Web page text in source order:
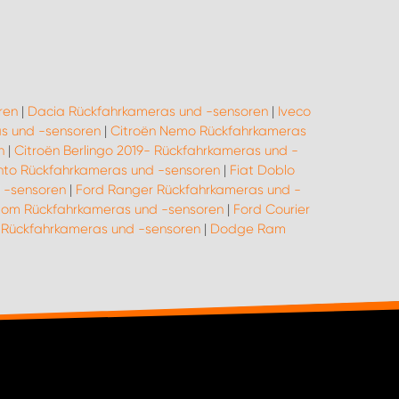
| Dacia Rückfahrkameras und -sensoren| Iveco
und -sensoren| Citroën Nemo Rückfahrkameras
| Citroën Berlingo 2019- Rückfahrkameras und -
Rückfahrkameras und -sensoren | Fiat Doblo
-sensoren | Ford Ranger Rückfahrkameras und -
Rückfahrkameras und -sensoren| Ford Courier
und -sensoren | Dodge Ram